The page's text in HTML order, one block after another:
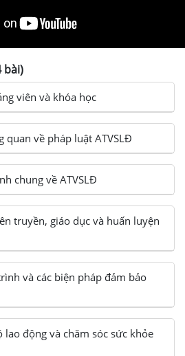
bài)
viên và khóa học
quan về pháp luật ATVSLĐ
chung về ATVSLĐ
truyền, giáo dục và huấn luyện
và các biện pháp đảm bảo
lao động và chăm sóc sức khỏe